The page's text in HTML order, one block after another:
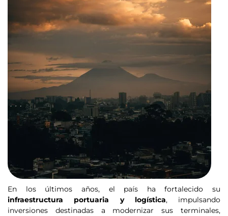
En los últimos años, el país ha fortalecido su
infraestructura portuaria y logística, impulsando
inversiones destinadas a modernizar sus terminales,